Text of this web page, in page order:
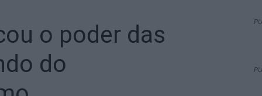
o poder das
do